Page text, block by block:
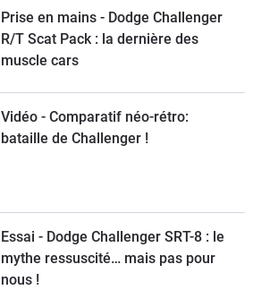
Prise en mains - Dodge Challenger
R/T Scat Pack : la dernière des
muscle cars
Vidéo - Comparatif néo-rétro:
bataille de Challenger !
Essai - Dodge Challenger SRT-8 : le
mythe ressuscité… mais pas pour
nous !